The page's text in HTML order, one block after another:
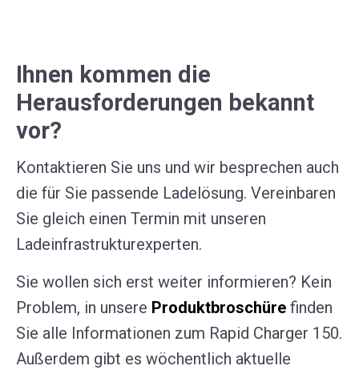
Ihnen kommen die
Herausforderungen bekannt
vor?
Kontaktieren Sie uns und wir besprechen auch
die für Sie passende Ladelösung. Vereinbaren
Sie gleich einen Termin mit unseren
Ladeinfrastrukturexperten.
Sie wollen sich erst weiter informieren? Kein
Problem, in unsere Produktbroschüre finden
Sie alle Informationen zum Rapid Charger 150.
Außerdem gibt es wöchentlich aktuelle